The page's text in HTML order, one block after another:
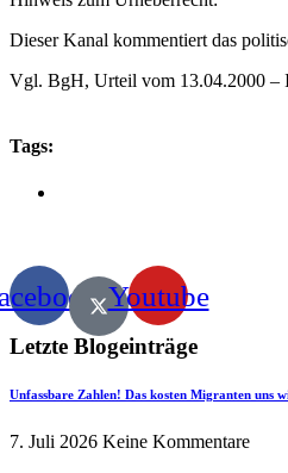
Dieser Kanal kommentiert das
Vgl. BgH, Urteil vom 13.04.2000 –
Tags:
Youtube
Letzte Blogeinträge
Unfassbare Zahlen! Das kosten Migranten uns
7. Juli 2026 Keine Kommentare